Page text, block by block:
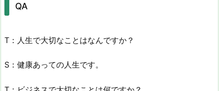
QA
T：人生で大切なことはなんですか？
S：健康あっての人生です。